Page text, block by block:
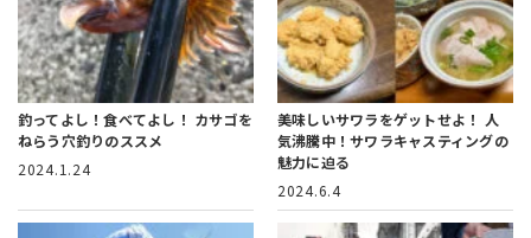
釣ってよし！食べてよし！ カサゴを
ねらう穴釣りのススメ
2024.1.24
美味しいサワラをゲットせよ！
人
気沸騰中！サワラキャスティングの
魅力に迫る
2024.6.4